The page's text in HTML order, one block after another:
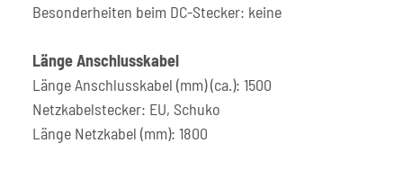
Besonderheiten beim DC-Stecker: keine
Länge Anschlusskabel
Länge Anschlusskabel (mm) (ca.): 1500
Netzkabelstecker: EU, Schuko
Länge Netzkabel (mm): 1800